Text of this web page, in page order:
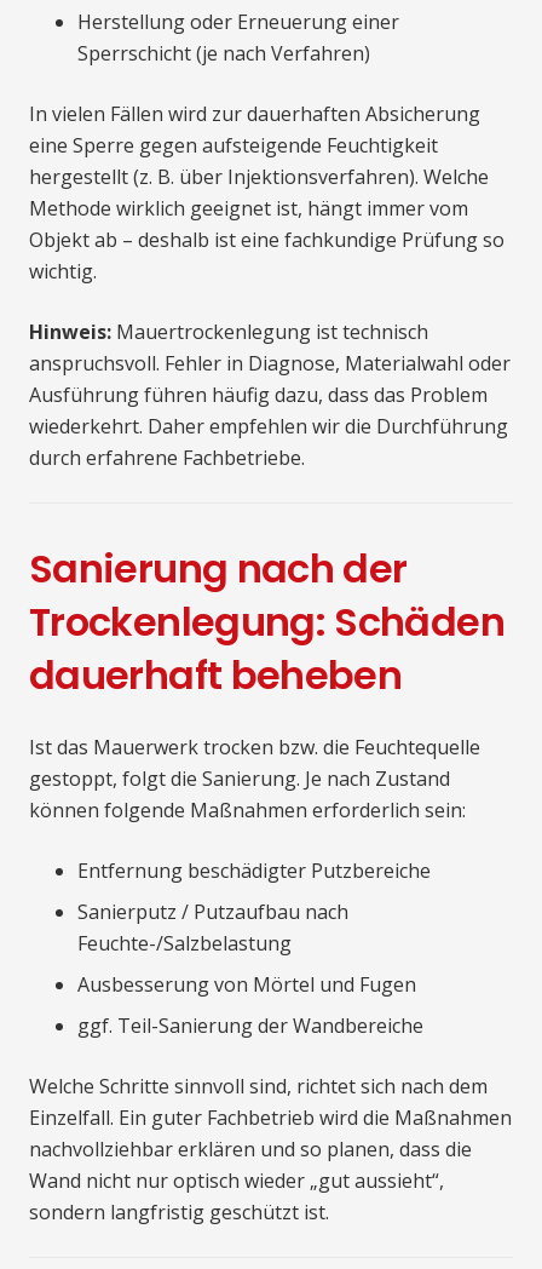
Herstellung oder Erneuerung einer
Sperrschicht (je nach Verfahren)
In vielen Fällen wird zur dauerhaften Absicherung
eine Sperre gegen aufsteigende Feuchtigkeit
hergestellt (z. B. über Injektionsverfahren). Welche
Methode wirklich geeignet ist, hängt immer vom
Objekt ab – deshalb ist eine fachkundige Prüfung so
wichtig.
Hinweis: Mauertrockenlegung ist technisch
anspruchsvoll. Fehler in Diagnose, Materialwahl oder
Ausführung führen häufig dazu, dass das Problem
wiederkehrt. Daher empfehlen wir die Durchführung
durch erfahrene Fachbetriebe.
Sanierung nach der
Trockenlegung: Schäden
dauerhaft beheben
Ist das Mauerwerk trocken bzw. die Feuchtequelle
gestoppt, folgt die Sanierung. Je nach Zustand
können folgende Maßnahmen erforderlich sein:
Entfernung beschädigter Putzbereiche
Sanierputz / Putzaufbau nach
Feuchte-/Salzbelastung
Ausbesserung von Mörtel und Fugen
ggf. Teil-Sanierung der Wandbereiche
Welche Schritte sinnvoll sind, richtet sich nach dem
Einzelfall. Ein guter Fachbetrieb wird die Maßnahmen
nachvollziehbar erklären und so planen, dass die
Wand nicht nur optisch wieder „gut aussieht“,
sondern langfristig geschützt ist.